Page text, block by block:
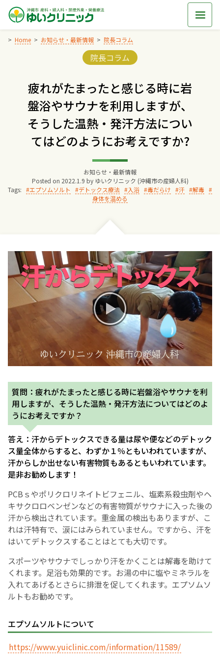
Skip
content
Home お知らせ・最新情報 院長コラム
Categories:
院長コラム
疲れがたまったと感じる時に岩
盤浴やサウナを利用しますが、
そうした温熱・発汗方法につい
てはどのようにお考えですか?
お知らせ・最新情報
Posted on 2022.1.9 by ゆいクリニック (沖縄市の産婦人科)
Tags:
エプソムソルト デトックス療法 入浴 毒だらけ 汗
解毒
身体を温める
質問：疲れがたまったと感じる時に岩盤浴やサウナを利
用しますが、そうした温熱・発汗方法についてはどのよ
うにお考えですか？
答え：汗からデトックスできる量は尿や便などのデトック
ス量全体からすると、わずか１％ともいわれていますが、
汗からしか出せない有害物質もあるともいわれています。
是非お勧めします！
PCBｓやポリクロリネイトビフェニル、塩素系殺虫剤やヘ
キサクロロベンゼンなどの有害物質がサウナに入った後の
汗から検出されています。重金属の検出もありますが、こ
れは汗特有で、涙にはみられていません。ですから、汗を
はいてデトックスすることはとても大切です。
スポーツやサウナでしっかり汗をかくことは解毒を助けて
くれます。足浴も効果的です。お湯の中に塩やミネラルを
入れてあげるとさらに排泄を促してくれます。エプソムソ
ルトもお勧めです。
エプソムソルトについて
https://www.yuiclinic.com/information/11589/
交通アクセス
院長からのごあいさつ
診療料金
親と子の結びつき支援
母乳育児
予防接種
その他の診療内容
‘さんルーム’ でさまざまな講座・クラス
遠方にお住まいで当院での出産を希望される方へ
医師プロフィール
English Page